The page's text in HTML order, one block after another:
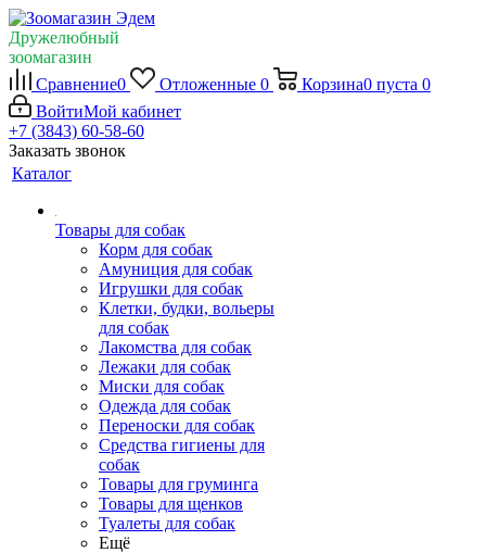
Дружелюбный
зоомагазин
Сравнение0 Отложенные 0 Корзина0 пуста 0
ВойтиМой кабинет
+7 (3843) 60-58-60
Заказать звонок
Каталог
Товары для собак
Корм для собак
Амуниция для собак
Игрушки для собак
Клетки, будки, вольеры
для собак
Лакомства для собак
Лежаки для собак
Миски для собак
Одежда для собак
Переноски для собак
Средства гигиены для
собак
Товары для груминга
Товары для щенков
Туалеты для собак
Ещё